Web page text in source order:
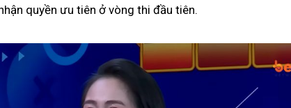
quyền ưu tiên ở vòng thi đầu tiên.